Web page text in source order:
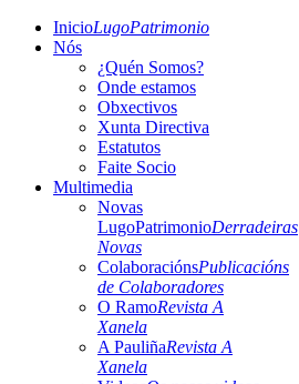
InicioLugoPatrimonio
Nós
¿Quén Somos?
Onde estamos
Obxectivos
Xunta Directiva
Estatutos
Faite Socio
Multimedia
Novas
LugoPatrimonioDerradeiras
Novas
ColaboraciónsPublicacións
de Colaboradores
O RamoRevista A
Xanela
A PauliñaRevista A
Xanela